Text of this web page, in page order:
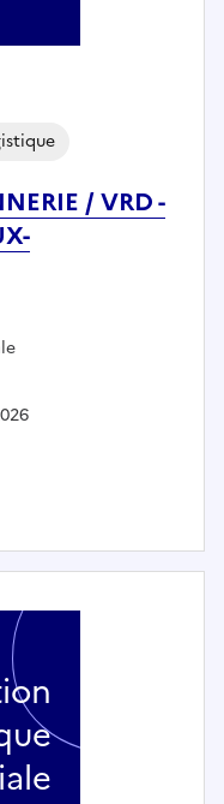
/ VRD -
MACONNERIE /